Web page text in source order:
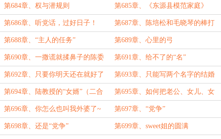
第684章、权与潜规则 第685章、《东源县模范家庭》
第686章、听党话，过好日子！ 第687章、陈培松和毛晓琴的棒打
鸳鸯！
第688章、“主人的任务” 第689章、心里的弓
第690章、一撒谎就揉鼻子的陈委
员
第691章、给不了的“名”
第692章、只要你明天还在就好了 第693章、只能写两个名字的结婚
证
第694章、陆教授的“女婿”（二合
一）
第695章、如何把老公、女儿、女
婿培养的如此优秀？
第696章、你怎么也叫我外婆了~ 第697章、“党争”
第698章、还是“党争” 第699章、sweet姐的圆满